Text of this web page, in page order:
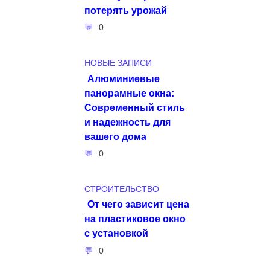
потерять урожай
0
НОВЫЕ ЗАПИСИ
Алюминиевые
панорамные окна:
Современный стиль
и надежность для
вашего дома
0
СТРОИТЕЛЬСТВО
От чего зависит цена
на пластиковое окно
с установкой
0